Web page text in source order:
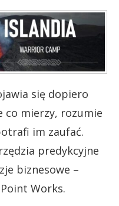
się dopiero
co mierzy, rozumie
im zaufać.
predykcyjne
biznesowe –
Works.